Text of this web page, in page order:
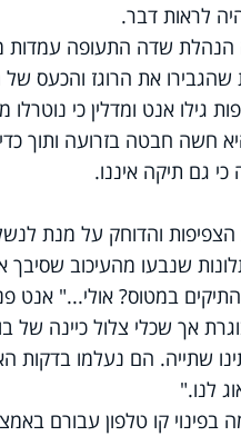
לראות דבר.
שדה התעופה עמדות
שהגבירו את הרוגז והכעס של
גילו אנט ומדלין כי
חשה חבטה בזרועה ותוך
גם תיקה איננו.
והדוחק על מנת
שנבעו מהעיכוב
במטוס? אולי..." אנט
אך שכלי צלול כיינה של
שתייה. הם נעלמו בדקות
לנו."
קו טלפון עבורם